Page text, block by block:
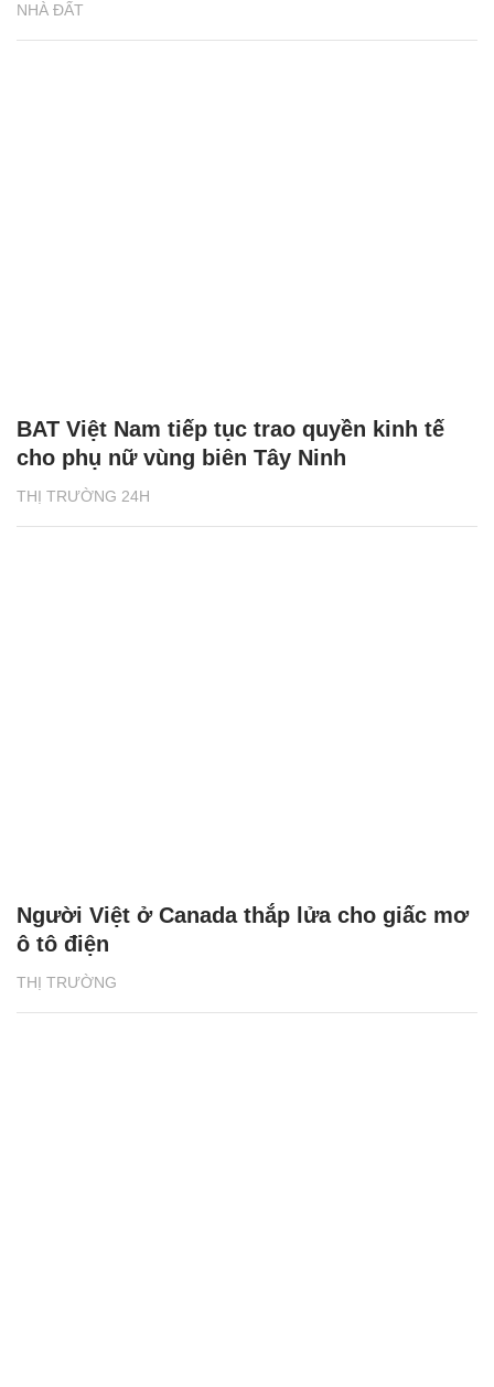
NHÀ ĐẤT
THỊ TRƯỜNG 24H
BAT Việt Nam tiếp tục trao quyền kinh tế
cho phụ nữ vùng biên Tây Ninh
THỊ TRƯỜNG
Người Việt ở Canada thắp lửa cho giấc mơ
ô tô điện